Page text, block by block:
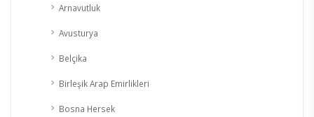
Arnavutluk
Avusturya
Belçika
Birleşik Arap Emirlikleri
Bosna Hersek